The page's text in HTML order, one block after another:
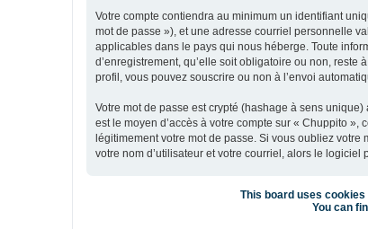
Votre compte contiendra au minimum un identifiant
mot de passe »), et une adresse courriel personnelle
applicables dans le pays qui nous héberge. Toute
d’enregistrement, qu’elle soit obligatoire ou non,
profil, vous pouvez souscrire ou non à l’envoi
Votre mot de passe est crypté (hashage à sens
est le moyen d’accès à votre compte sur « Chuppito
légitimement votre mot de passe. Si vous oubliez
votre nom d’utilisateur et votre courriel, alors le
This board uses
You can